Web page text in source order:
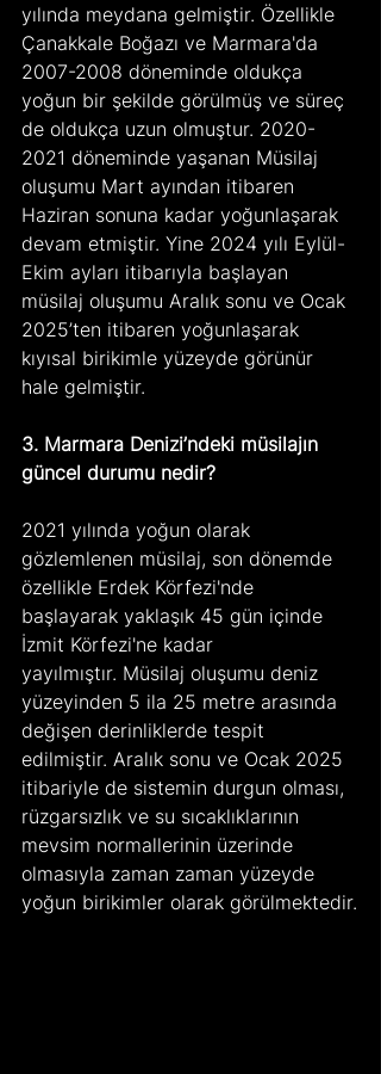
yılında meydana gelmiştir. Özellikle
Çanakkale Boğazı ve Marmara'da
2007-2008 döneminde oldukça
yoğun bir şekilde görülmüş ve süreç
de oldukça uzun olmuştur. 2020-
2021 döneminde yaşanan Müsilaj
oluşumu Mart ayından itibaren
Haziran sonuna kadar yoğunlaşarak
devam etmiştir. Yine 2024 yılı Eylül-
Ekim ayları itibarıyla başlayan
müsilaj oluşumu Aralık sonu ve Ocak
2025’ten itibaren yoğunlaşarak
kıyısal birikimle yüzeyde görünür
hale gelmiştir.
3. Marmara Denizi’ndeki müsilajın
güncel durumu nedir?
2021 yılında yoğun olarak
gözlemlenen müsilaj, son dönemde
özellikle Erdek Körfezi'nde
başlayarak yaklaşık 45 gün içinde
İzmit Körfezi'ne kadar
yayılmıştır. Müsilaj oluşumu deniz
yüzeyinden 5 ila 25 metre arasında
değişen derinliklerde tespit
edilmiştir. Aralık sonu ve Ocak 2025
itibariyle de sistemin durgun olması,
rüzgarsızlık ve su sıcaklıklarının
mevsim normallerinin üzerinde
olmasıyla zaman zaman yüzeyde
yoğun birikimler olarak görülmektedir.